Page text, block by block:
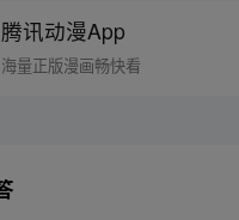
腾讯动漫App
海量正版漫画畅快看